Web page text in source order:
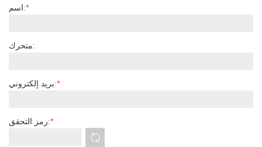
اسم:*
متحرك:
بريد إلكتروني:*
رمز التحقق:*